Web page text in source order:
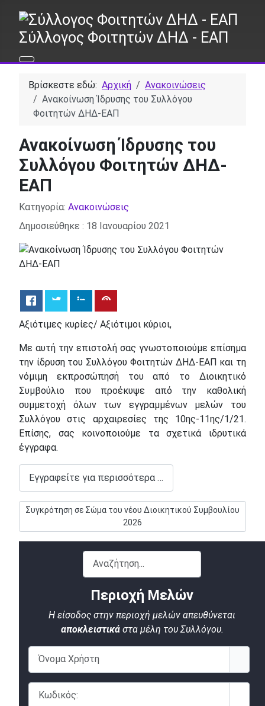
Σύλλογος Φοιτητών ΔΗΔ - ΕΑΠ
Βρίσκεστε εδώ: Αρχική
Ανακοινώσεις
Ανακοίνωση Ίδρυσης του Συλλόγου
Φοιτητών ΔΗΔ-ΕΑΠ
Ανακοίνωση Ίδρυσης του
Συλλόγου Φοιτητών ΔΗΔ-
ΕΑΠ
Λεπτομέρειες
Κατηγορία: Ανακοινώσεις
Δημοσιεύθηκε : 18 Ιανουαρίου 2021
Αξιότιμες κυρίες/ Αξιότιμοι κύριοι,
Με αυτή την επιστολή σας γνωστοποιούμε επίσημα
την ίδρυση του Συλλόγου Φοιτητών ΔΗΔ-ΕΑΠ και τη
νόμιμη εκπροσώπησή του από το Διοικητικό
Συμβούλιο που προέκυψε από την καθολική
συμμετοχή όλων των εγγραμμένων μελών του
Συλλόγου στις αρχαιρεσίες της 10ης-11ης/1/21.
Επίσης, σας κοινοποιούμε τα σχετικά ιδρυτικά
έγγραφα.
Εγγραφείτε για περισσότερα …
Επόμενο άρθρο: Συγκρότηση σε Σώμα του νέου Διοικητικού
Συγκρότηση σε Σώμα του νέου Διοικητικού Συμβουλίου
2026
Αναζήτηση...
Περιοχή Μελών
Η είσοδος στην περιοχή μελών απευθύνεται
αποκλειστικάστα μέλη του Συλλόγου.
Όνομα Χρήστη
Κωδικός: